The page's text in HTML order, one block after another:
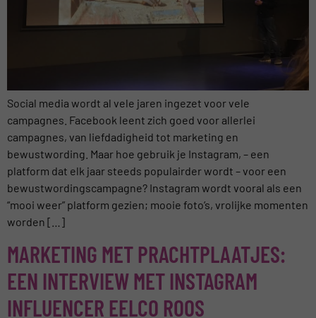
Social media wordt al vele jaren ingezet voor vele
campagnes. Facebook leent zich goed voor allerlei
campagnes, van liefdadigheid tot marketing en
bewustwording. Maar hoe gebruik je Instagram, – een
platform dat elk jaar steeds populairder wordt – voor een
bewustwordingscampagne? Instagram wordt vooral als een
“mooi weer” platform gezien; mooie foto’s, vrolijke momenten
worden […]
MARKETING MET PRACHTPLAATJES:
EEN INTERVIEW MET INSTAGRAM
INFLUENCER EELCO ROOS